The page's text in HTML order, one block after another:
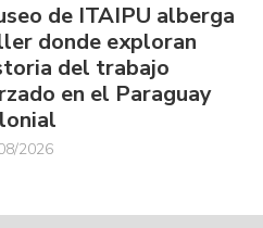
de ITAIPU alberga
donde exploran
del trabajo
en el Paraguay
2026